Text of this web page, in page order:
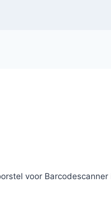
voor Barcodescanner